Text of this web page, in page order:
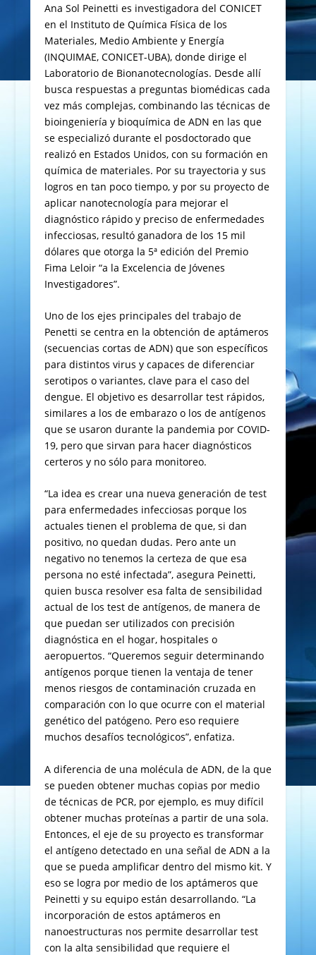
Ana Sol Peinetti es investigadora del CONICET
en el Instituto de Química Física de los
Materiales, Medio Ambiente y Energía
(INQUIMAE, CONICET-UBA), donde dirige el
Laboratorio de Bionanotecnologías. Desde allí
busca respuestas a preguntas biomédicas cada
vez más complejas, combinando las técnicas de
bioingeniería y bioquímica de ADN en las que
se especializó durante el posdoctorado que
realizó en Estados Unidos, con su formación en
química de materiales. Por su trayectoria y sus
logros en tan poco tiempo, y por su proyecto de
aplicar nanotecnología para mejorar el
diagnóstico rápido y preciso de enfermedades
infecciosas, resultó ganadora de los 15 mil
dólares que otorga la 5ª edición del Premio
Fima Leloir “a la Excelencia de Jóvenes
Investigadores”.
Uno de los ejes principales del trabajo de
Penetti se centra en la obtención de aptámeros
(secuencias cortas de ADN) que son específicos
para distintos virus y capaces de diferenciar
serotipos o variantes, clave para el caso del
dengue. El objetivo es desarrollar test rápidos,
similares a los de embarazo o los de antígenos
que se usaron durante la pandemia por COVID-
19, pero que sirvan para hacer diagnósticos
certeros y no sólo para monitoreo.
“La idea es crear una nueva generación de test
para enfermedades infecciosas porque los
actuales tienen el problema de que, si dan
positivo, no quedan dudas. Pero ante un
negativo no tenemos la certeza de que esa
persona no esté infectada”, asegura Peinetti,
quien busca resolver esa falta de sensibilidad
actual de los test de antígenos, de manera de
que puedan ser utilizados con precisión
diagnóstica en el hogar, hospitales o
aeropuertos. “Queremos seguir determinando
antígenos porque tienen la ventaja de tener
menos riesgos de contaminación cruzada en
comparación con lo que ocurre con el material
genético del patógeno. Pero eso requiere
muchos desafíos tecnológicos”, enfatiza.
A diferencia de una molécula de ADN, de la que
se pueden obtener muchas copias por medio
de técnicas de PCR, por ejemplo, es muy difícil
obtener muchas proteínas a partir de una sola.
Entonces, el eje de su proyecto es transformar
el antígeno detectado en una señal de ADN a la
que se pueda amplificar dentro del mismo kit. Y
eso se logra por medio de los aptámeros que
Peinetti y su equipo están desarrollando. “La
incorporación de estos aptámeros en
nanoestructuras nos permite desarrollar test
con la alta sensibilidad que requiere el